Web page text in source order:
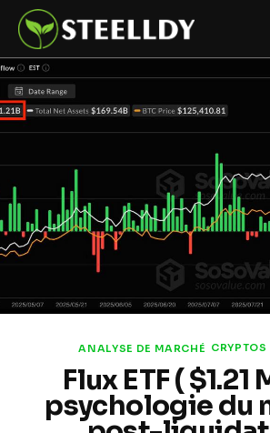
STEELLDY
Economic and financial statistical
platform). Analysis of the
a multipolar world:
copper, precious metals,
metals, oil, dollars, euros, yuan,
rubles, CBDC, BISIH, mBridge,
Ledger, BRICS, and global
◙ Web3 Law & Taxation Legal
structuring of blockchain-based
projects, RWA, tokenization,
cryptocurrency (stablecoins,
decentralized autonomous
organizations (DAO), MiCA
robotics, smart cities, and ESG
Climate
ANALYSE DE MARCHÉ CRYPTOS
Flux ETF ( $1.21
psychologie du